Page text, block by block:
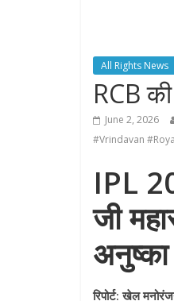
All Rights News
RCB
June 2, 2026
#Vrindavan
IPL
जी
अनुष्का
रिपोर्ट: खेल